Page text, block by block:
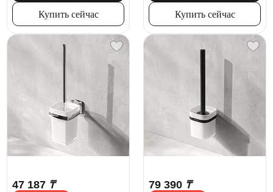
Купить сейчас Купить сейчас
47 187 ₸ 79 390 ₸